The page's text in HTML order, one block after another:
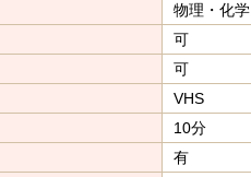
物理・化学
可
可
VHS
10分
有